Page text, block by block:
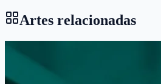
Artes relacionadas